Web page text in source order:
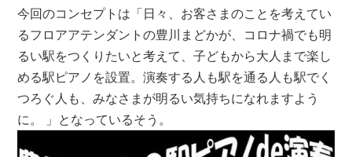
今回のコンセプトは「日々、お客さまのことを考えてい
るフロアアテンダントの豊川まどかが、コロナ禍でも明
るい駅をつくりたいと考えて、子どもから大人まで楽し
める駅ピアノを設置。演奏する人も駅を通る人も駅でく
つろぐ人も、みなさまが明るい気持ちになれますよう
に。 」となっているそう。